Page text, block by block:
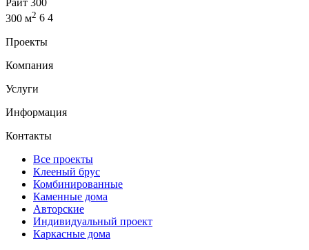
Райт 300
300 м2 6 4
Проекты
Компания
Услуги
Информация
Контакты
Все проекты
Клееный брус
Комбинированные
Каменные дома
Авторские
Индивидуальный проект
Каркасные дома